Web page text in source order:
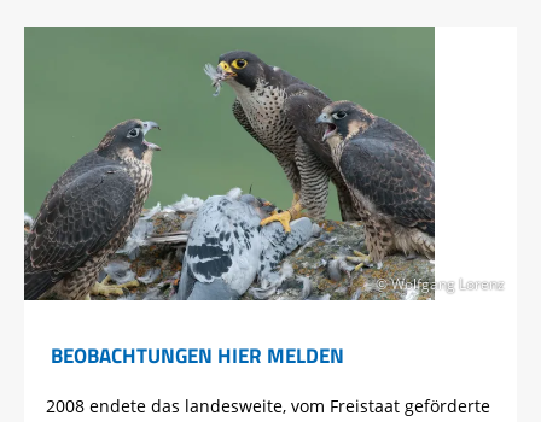
© Wolfgang Lorenz
BEOBACHTUNGEN HIER MELDEN
2008 endete das landesweite, vom Freistaat geförderte